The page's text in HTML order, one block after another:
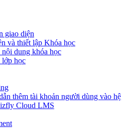
giao diện
và thiết lập Khóa học
dung khóa học
lớp học
thêm tài khoản người dùng vào hệ
Cloud LMS